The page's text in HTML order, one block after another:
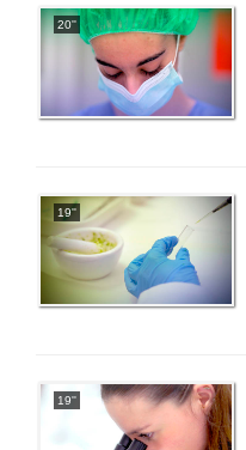
20''
19''
19''